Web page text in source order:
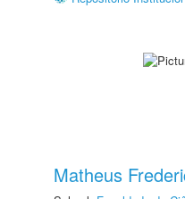
Matheus